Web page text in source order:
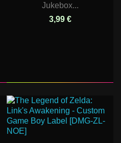
Jukebox...
3,99 €